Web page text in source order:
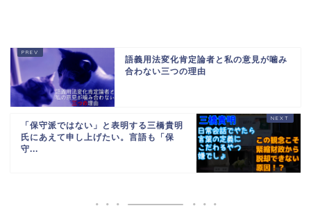
語義用法変化肯定論者と私の意見が噛み
合わない三つの理由
「保守派ではない」と表明する三橋貴明
氏にあえて申し上げたい。言語も「保
守...